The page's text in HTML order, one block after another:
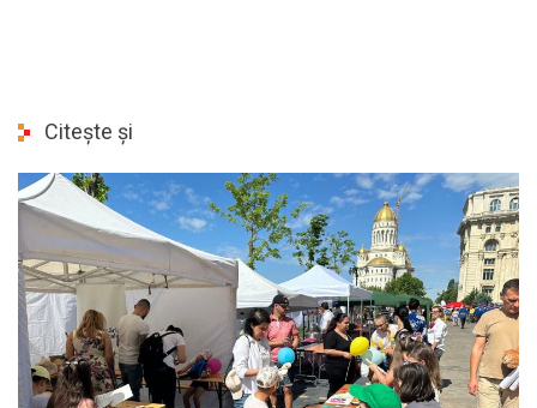
Citește și